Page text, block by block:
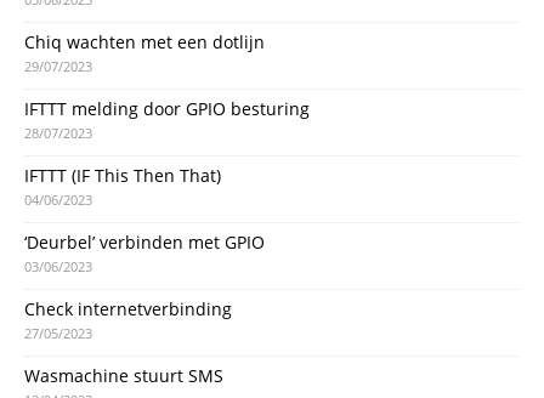
Chiq wachten met een dotlijn
29/07/2023
IFTTT melding door GPIO besturing
28/07/2023
IFTTT (IF This Then That)
04/06/2023
‘Deurbel’ verbinden met GPIO
03/06/2023
Check internetverbinding
27/05/2023
Wasmachine stuurt SMS